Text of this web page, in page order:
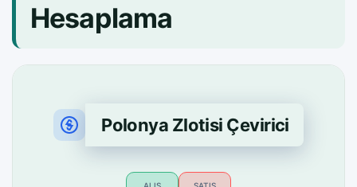
Hesaplama
Polonya Zlotisi Çevirici